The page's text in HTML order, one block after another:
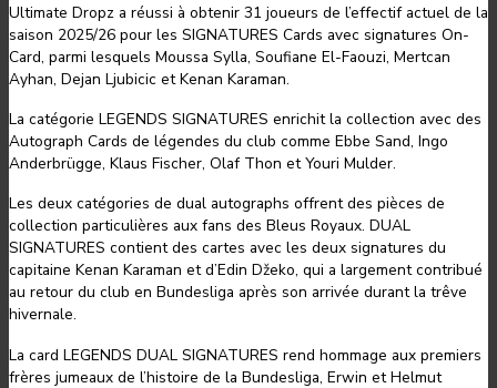
Ultimate Dropz a réussi à obtenir 31 joueurs de l’effectif actuel de la
saison 2025/26 pour les SIGNATURES Cards avec signatures On-
Card, parmi lesquels Moussa Sylla, Soufiane El-Faouzi, Mertcan
Ayhan, Dejan Ljubicic et Kenan Karaman.
La catégorie LEGENDS SIGNATURES enrichit la collection avec des
Autograph Cards de légendes du club comme Ebbe Sand, Ingo
Anderbrügge, Klaus Fischer, Olaf Thon et Youri Mulder.
Les deux catégories de dual autographs offrent des pièces de
collection particulières aux fans des Bleus Royaux. DUAL
SIGNATURES contient des cartes avec les deux signatures du
capitaine Kenan Karaman et d’Edin Džeko, qui a largement contribué
au retour du club en Bundesliga après son arrivée durant la trêve
hivernale.
La card LEGENDS DUAL SIGNATURES rend hommage aux premiers
frères jumeaux de l’histoire de la Bundesliga, Erwin et Helmut